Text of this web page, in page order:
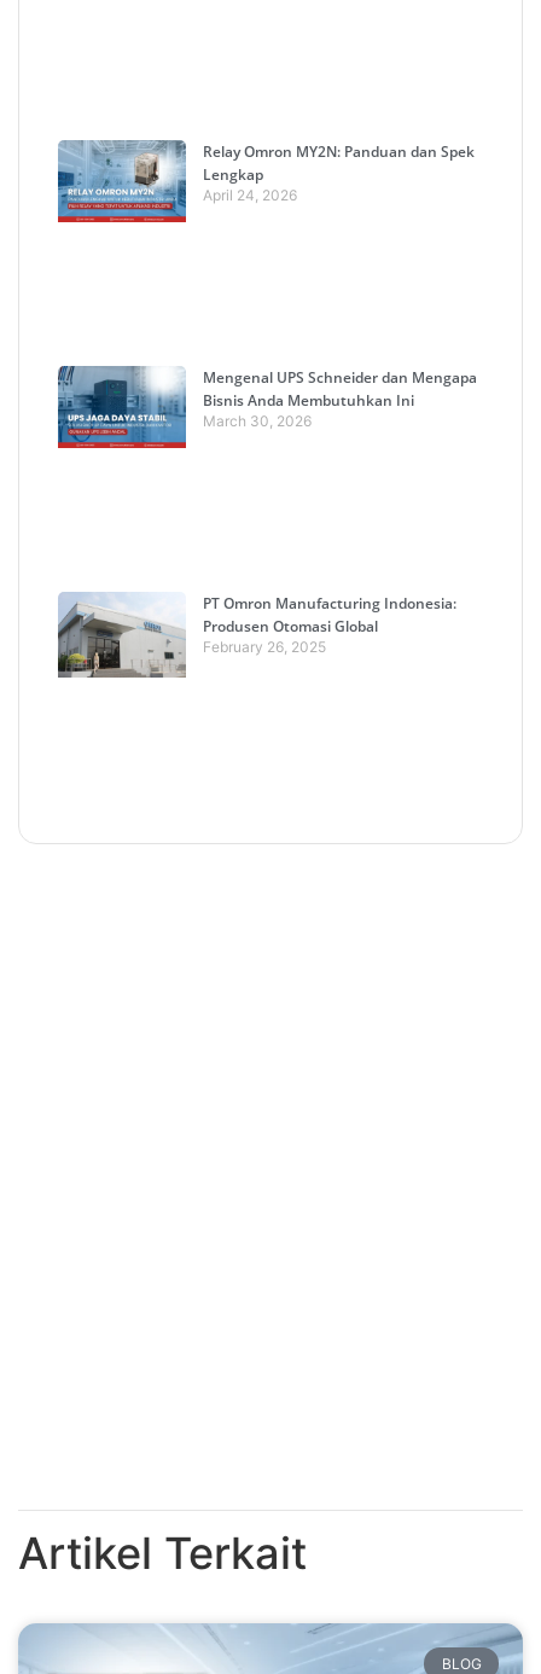
Relay Omron MY2N: Panduan dan Spek
Lengkap
April 24, 2026
Mengenal UPS Schneider dan Mengapa
Bisnis Anda Membutuhkan Ini
March 30, 2026
PT Omron Manufacturing Indonesia:
Produsen Otomasi Global
February 26, 2025
Artikel Terkait
BLOG